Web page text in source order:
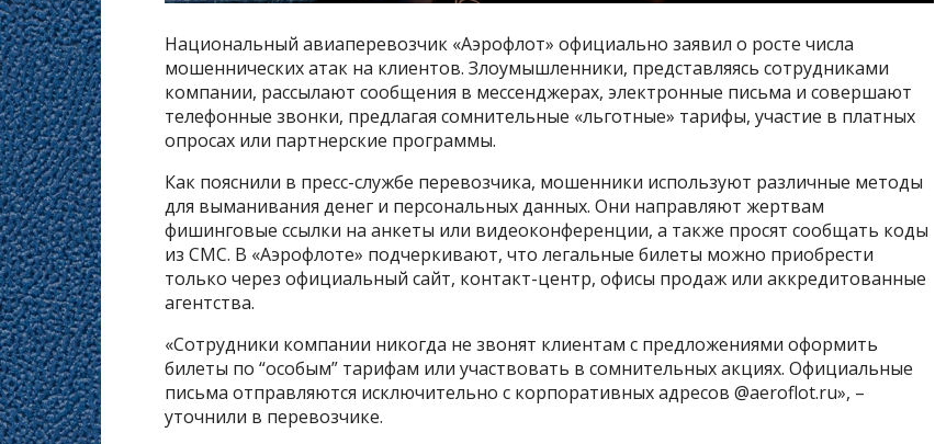
Национальный авиаперевозчик «Аэрофлот» официально заявил о росте числа
мошеннических атак на клиентов. Злоумышленники, представляясь сотрудниками
компании, рассылают сообщения в мессенджерах, электронные письма и совершают
телефонные звонки, предлагая сомнительные «льготные» тарифы, участие в платных
опросах или партнерские программы.
Как пояснили в пресс-службе перевозчика, мошенники используют различные методы
для выманивания денег и персональных данных. Они направляют жертвам
фишинговые ссылки на анкеты или видеоконференции, а также просят сообщать коды
из СМС. В «Аэрофлоте» подчеркивают, что легальные билеты можно приобрести
только через официальный сайт, контакт-центр, офисы продаж или аккредитованные
агентства.
«Сотрудники компании никогда не звонят клиентам с предложениями оформить
билеты по “особым” тарифам или участвовать в сомнительных акциях. Официальные
письма отправляются исключительно с корпоративных адресов @aeroflot.ru», –
уточнили в перевозчике.